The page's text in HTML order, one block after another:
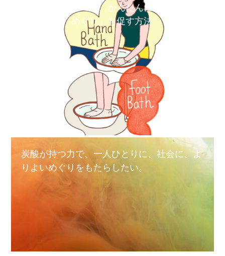
っと一息、かんたんに
「めぐり」を促す方法
炭酸が持つ力で、一人ひとりに、社会に、よ
りよいめぐりをもたらしたい。